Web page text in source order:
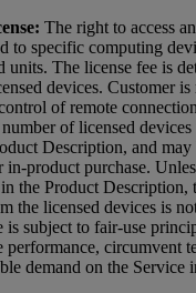
The right to access
to specific computing
units. The license fee is
devices. Customer
of remote
of licensed
Description, and may
product purchase.
the Product Description,
the licensed devices is
is subject to fair-use
performance, circumvent
demand on the Service